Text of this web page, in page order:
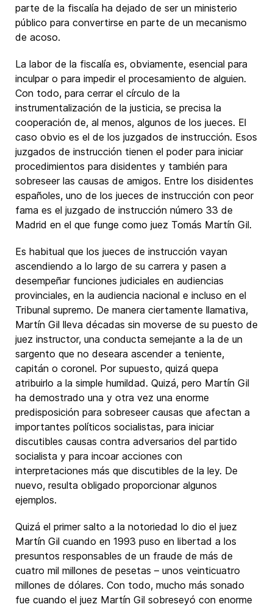
parte de la fiscalía ha dejado de ser un ministerio
público para convertirse en parte de un mecanismo
de acoso.
La labor de la fiscalía es, obviamente, esencial para
inculpar o para impedir el procesamiento de alguien.
Con todo, para cerrar el círculo de la
instrumentalización de la justicia, se precisa la
cooperación de, al menos, algunos de los jueces. El
caso obvio es el de los juzgados de instrucción. Esos
juzgados de instrucción tienen el poder para iniciar
procedimientos para disidentes y también para
sobreseer las causas de amigos. Entre los disidentes
españoles, uno de los jueces de instrucción con peor
fama es el juzgado de instrucción número 33 de
Madrid en el que funge como juez Tomás Martín Gil.
Es habitual que los jueces de instrucción vayan
ascendiendo a lo largo de su carrera y pasen a
desempeñar funciones judiciales en audiencias
provinciales, en la audiencia nacional e incluso en el
Tribunal supremo. De manera ciertamente llamativa,
Martín Gil lleva décadas sin moverse de su puesto de
juez instructor, una conducta semejante a la de un
sargento que no deseara ascender a teniente,
capitán o coronel. Por supuesto, quizá quepa
atribuirlo a la simple humildad. Quizá, pero Martín Gil
ha demostrado una y otra vez una enorme
predisposición para sobreseer causas que afectan a
importantes políticos socialistas, para iniciar
discutibles causas contra adversarios del partido
socialista y para incoar acciones con
interpretaciones más que discutibles de la ley. De
nuevo, resulta obligado proporcionar algunos
ejemplos.
Quizá el primer salto a la notoriedad lo dio el juez
Martín Gil cuando en 1993 puso en libertad a los
presuntos responsables de un fraude de más de
cuatro mil millones de pesetas – unos veinticuatro
millones de dólares. Con todo, mucho más sonado
fue cuando el juez Martín Gil sobreseyó con enorme